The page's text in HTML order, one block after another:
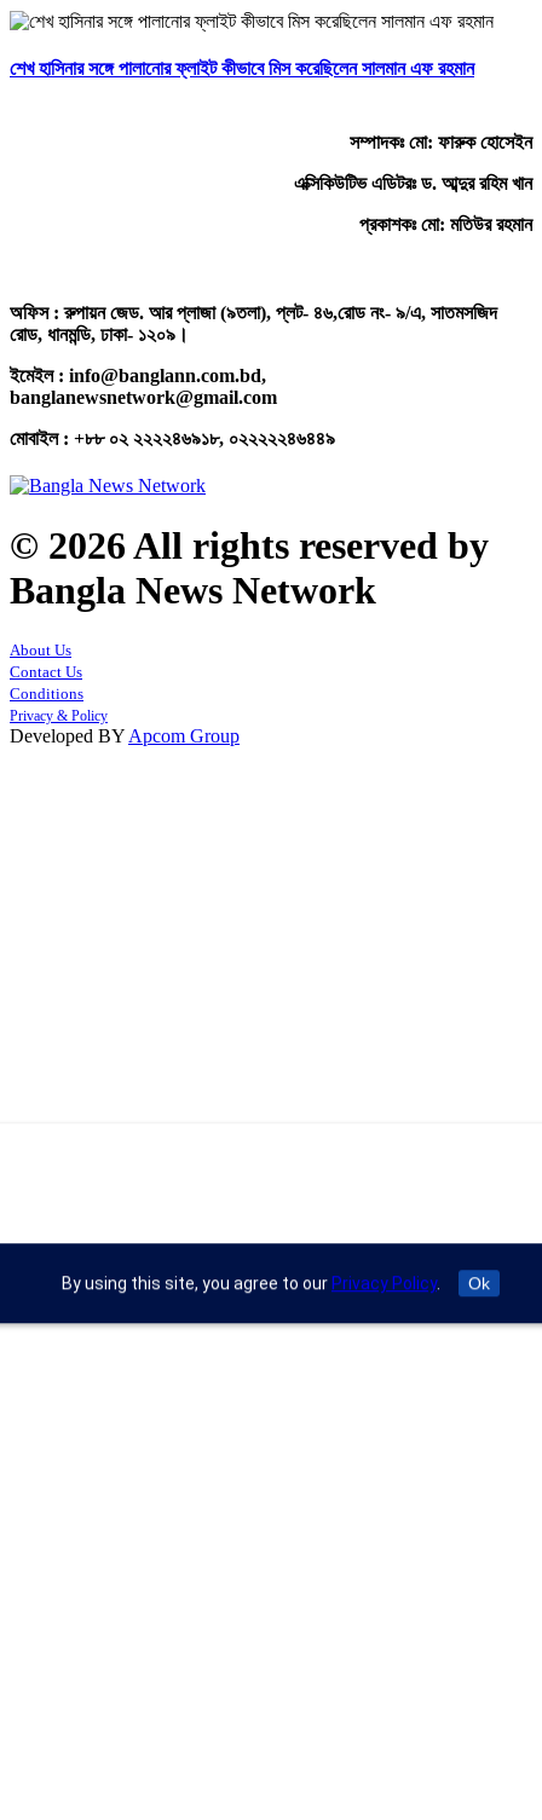
শেখ হাসিনার সঙ্গে পালানোর ফ্লাইট কীভাবে মিস করেছিলেন সালমান এফ রহমান
সম্পাদকঃ মো: ফারুক হোসেইন
এক্সিকিউটিভ এডিটরঃ ড. আব্দুর রহিম খান
প্রকাশকঃ মো: মতিউর রহমান
অফিস : রুপায়ন জেড. আর প্লাজা (৯তলা), প্লট- ৪৬,রোড নং- ৯/এ, সাতমসজিদ
রোড, ধানমন্ডি, ঢাকা- ১২০৯।
ইমেইল : info@banglann.com.bd,
banglanewsnetwork@gmail.com
মোবাইল : +৮৮ ০২ ২২২২৪৬৯১৮, ০২২২২২৪৬৪৪৯
© 2026 All rights reserved by
Bangla News Network
About Us
Contact Us
Conditions
Privacy & Policy
Developed BY Apcom Group
By using this site, you agree to our Privacy Policy. Ok